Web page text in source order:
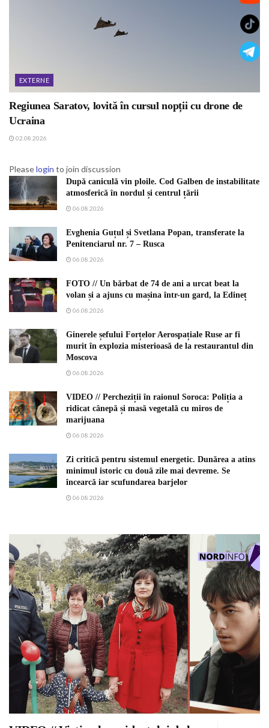
EXTERNE
Regiunea Saratov, lovită în cursul nopții cu drone de
Ucraina
02.08.2026
Pleaselogin to join discussion
După caniculă vin ploile. Cod Galben de instabilitate
atmosferică în nordul și centrul țării
06.08.2026
Evghenia Guțul și Svetlana Popan, transferate la
Penitenciarul nr. 7 – Rusca
06.08.2026
FOTO // Un bărbat de 74 de ani a urcat beat la
volan și a ajuns cu mașina într-un gard, la Edineț
06.08.2026
Ginerele șefului Forțelor Aerospațiale Ruse ar fi
murit în explozia misterioasă de la restaurantul din
Moscova
06.08.2026
VIDEO // Percheziții în raionul Soroca: Poliția a
ridicat cânepă și masă vegetală cu miros de
marijuana
06.08.2026
Zi critică pentru sistemul energetic. Dunărea a atins
minimul istoric cu două zile mai devreme. Se
încearcă iar scufundarea barjelor
06.08.2026